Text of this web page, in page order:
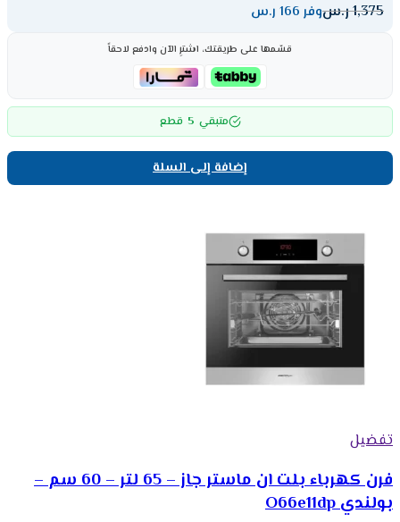
1,375ر.سوفر 166 ر.س
قسّمها على طريقتك، اشترِ الآن وادفع لاحقاً
متبقي 5 قطع
إضافة إلى السلة
تفضيل
فرن كهرباء بلت ان ماستر جاز – 65 لتر – 60 سم –
بولندي O66e11dp